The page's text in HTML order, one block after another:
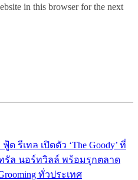
in this browser for the next
รีเทล เปิดตัว ‘The Goody’ ที่
ล นอร์ทวิลล์ พร้อมรุกตลาด
ทั่วประเทศ